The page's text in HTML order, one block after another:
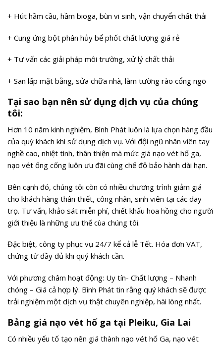
+ Hút hầm cầu, hầm bioga, bùn vi sinh, vận chuyển chất thải
+ Cung ứng bột phân hủy bể phốt chất lượng giá rẻ
+ Tư vấn các giải pháp môi trường, xử lý chất thải
+ San lấp mặt bằng, sửa chữa nhà, làm tường rào cổng ngõ
Tại sao bạn nên sử dụng dịch vụ của chúng
tôi:
Hơn 10 năm kinh nghiệm, Bình Phát luôn là lựa chọn hàng đầu
của quý khách khi sử dụng dịch vụ. Với đội ngũ nhân viên tay
nghề cao, nhiệt tình, thân thiện mà mức giá nạo vét hố ga,
nạo vét ống cống luôn ưu đãi cùng chế độ bảo hành dài hạn.
Bên cạnh đó, chúng tôi còn có nhiều chương trình giảm giá
cho khách hàng thân thiết, công nhân, sinh viên tại các dãy
trọ. Tư vấn, khảo sát miễn phí, chiết khấu hoa hồng cho người
giới thiệu là những ưu thế cùa chúng tôi.
Đặc biệt, công ty phục vụ 24/7 kể cả lễ Tết. Hóa đơn VAT,
chứng từ đầy đủ khi quý khách cần.
Với phương châm hoạt động: Uy tín- Chất lượng – Nhanh
chóng – Giá cả hợp lý. Bình Phát tin rằng quý khách sẽ được
trải nghiệm một dịch vụ thật chuyên nghiệp, hài lòng nhất.
Bảng giá nạo vét hố ga tại Pleiku, Gia Lai
Có nhiều yếu tố tạo nên giá thành nạo vét hố Ga, nạo vét